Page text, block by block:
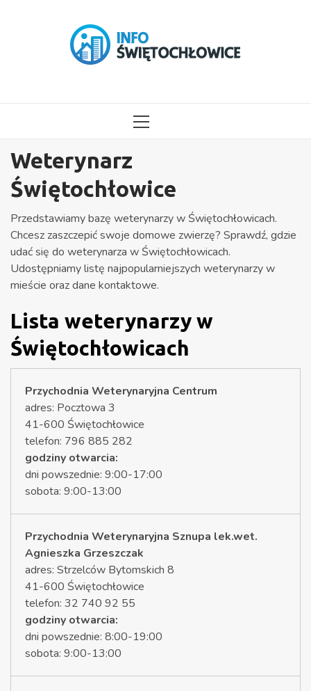
MENU
Weterynarz
Świętochłowice
Przedstawiamy bazę weterynarzy w Świętochłowicach.
Chcesz zaszczepić swoje domowe zwierzę? Sprawdź, gdzie
udać się do weterynarza w Świętochłowicach.
Udostępniamy listę najpopularniejszych weterynarzy w
mieście oraz dane kontaktowe.
Lista weterynarzy w
Świętochłowicach
Przychodnia Weterynaryjna Centrum
adres: Pocztowa 3
41-600 Świętochłowice
telefon: 796 885 282
godziny otwarcia:
dni powszednie: 9:00-17:00
sobota: 9:00-13:00
Przychodnia Weterynaryjna Sznupa lek.wet.
Agnieszka Grzeszczak
adres: Strzelców Bytomskich 8
41-600 Świętochłowice
telefon: 32 740 92 55
godziny otwarcia:
dni powszednie: 8:00-19:00
sobota: 9:00-13:00